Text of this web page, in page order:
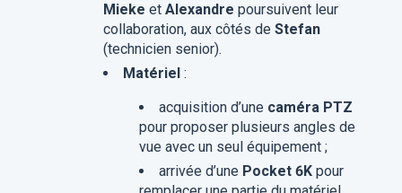
Mieke et Alexandre poursuivent leur
collaboration, aux côtés de Stefan
(technicien senior).
Matériel :
acquisition d’une caméra PTZ
pour proposer plusieurs angles de
vue avec un seul équipement ;
arrivée d’une Pocket 6Kpour